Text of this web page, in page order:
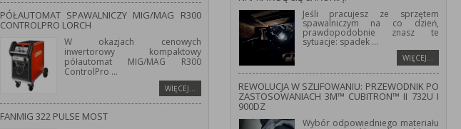
PÓŁAUTOMAT SPAWALNICZY MIG/MAG R300
CONTROLPRO LORCH
W okazjach cenowych
inwertorowy kompaktowy
półautomat MIG/MAG R300
ControlPro ...
WIĘCEJ…
FANMIG 322 PULSE MOST
Jeśli pracujesz ze sprzętem
spawalniczym na co dzień,
prawdopodobnie znasz te
sytuacje: spadek...
WIĘCEJ…
REWOLUCJA W SZLIFOWANIU: PRZEWODNIK PO
ZASTOSOWANIACH 3M™ CUBITRON™ II 732U I
900DZ
Wybór odpowiedniego materiału